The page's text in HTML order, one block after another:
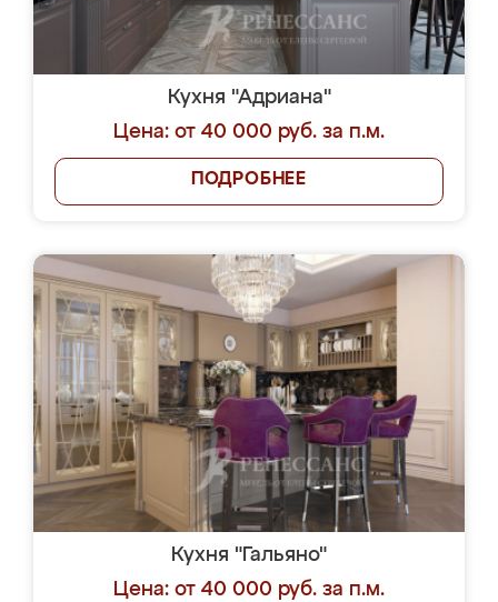
Кухня "Адриана"
Цена: от 40 000 руб. за п.м.
ПОДРОБНЕЕ
Кухня "Гальяно"
Цена: от 40 000 руб. за п.м.